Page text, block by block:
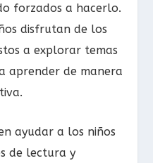
forzados a hacerlo.
disfrutan de los
a explorar temas
aprender de manera
ayudar a los niños
de lectura y